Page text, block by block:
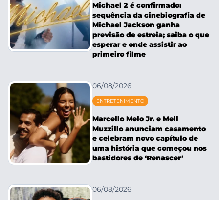
Michael 2 é confirmado:
sequência da cinebiografia de
Michael Jackson ganha
previsão de estreia; saiba o que
esperar e onde assistir ao
primeiro filme
06/08/2026
ENTRETENIMENTO
Marcello Melo Jr. e Mell
Muzzillo anunciam casamento
e celebram novo capítulo de
uma história que começou nos
bastidores de ‘Renascer’
06/08/2026